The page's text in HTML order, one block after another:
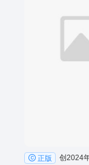
正版